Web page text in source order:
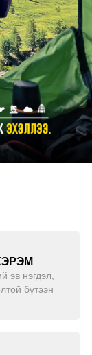
эв нэгдэл,
бүтээн